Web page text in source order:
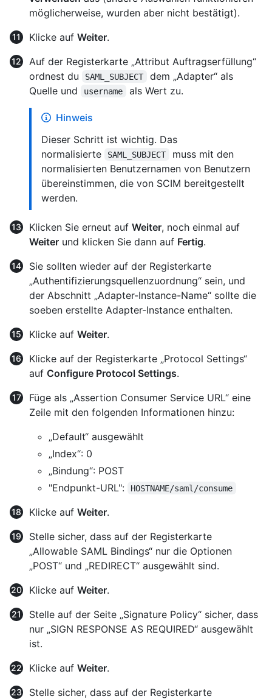
möglicherweise, wurden aber nicht bestätigt).
Klicke auf Weiter.
Auf der Registerkarte „Attribut Auftragserfüllung“
ordnest du
SAML_SUBJECT
dem „Adapter“ als
Quelle und
username als Wert zu.
Hinweis
Dieser Schritt ist wichtig. Das
normalisierte
SAML_SUBJECT
muss mit den
normalisierten Benutzernamen von Benutzern
übereinstimmen, die von SCIM bereitgestellt
werden.
Klicken Sie erneut auf Weiter, noch einmal auf
Weiter und klicken Sie dann auf Fertig.
Sie sollten wieder auf der Registerkarte
„Authentifizierungsquellenzuordnung“ sein, und
der Abschnitt „Adapter-Instance-Name“ sollte die
soeben erstellte Adapter-Instance enthalten.
Klicke auf Weiter.
Klicke auf der Registerkarte „Protocol Settings“
auf Configure Protocol Settings.
Füge als „Assertion Consumer Service URL“ eine
Zeile mit den folgenden Informationen hinzu:
„Default“ ausgewählt
„Index“: 0
„Bindung“: POST
"Endpunkt-URL":
HOSTNAME/saml/consume
Klicke auf Weiter.
Stelle sicher, dass auf der Registerkarte
„Allowable SAML Bindings“ nur die Optionen
„POST“ und „REDIRECT“ ausgewählt sind.
Klicke auf Weiter.
Stelle auf der Seite „Signature Policy“ sicher, dass
nur „SIGN RESPONSE AS REQUIRED“ ausgewählt
ist.
Klicke auf Weiter.
Stelle sicher, dass auf der Registerkarte